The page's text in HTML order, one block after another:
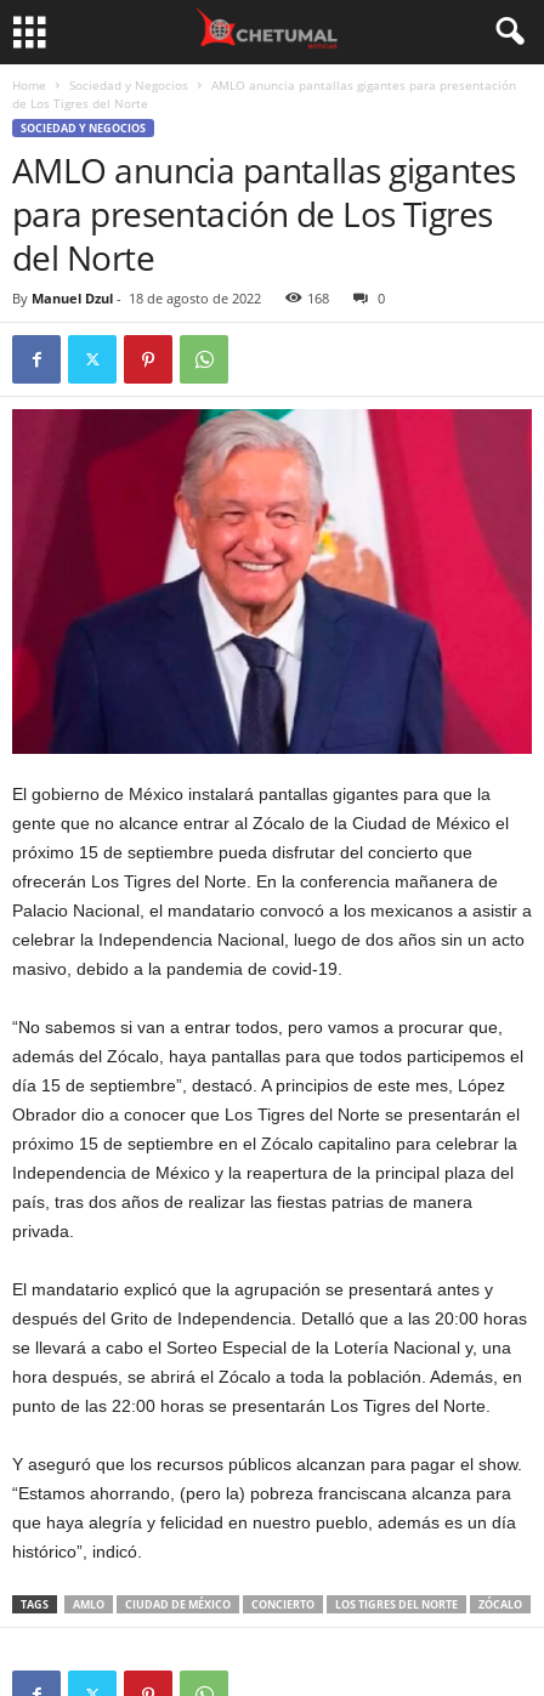
Home Sociedad y Negocios
AMLO anuncia pantallas gigantes para presentación
de Los Tigres del Norte
SOCIEDAD Y NEGOCIOS
AMLO anuncia pantallas gigantes
para presentación de Los Tigres
del Norte
By Manuel Dzul - 18 de agosto de 2022 168 0
El gobierno de México instalará pantallas gigantes para que la
gente que no alcance entrar al Zócalo de la Ciudad de México el
próximo 15 de septiembre pueda disfrutar del concierto que
ofrecerán Los Tigres del Norte. En la conferencia mañanera de
Palacio Nacional, el mandatario convocó a los mexicanos a asistir a
celebrar la Independencia Nacional, luego de dos años sin un acto
masivo, debido a la pandemia de covid-19.
​“No sabemos si van a entrar todos, pero vamos a procurar que,
además del Zócalo, haya pantallas para que todos participemos el
día 15 de septiembre”, destacó. A principios de este mes, López
Obrador dio a conocer que Los Tigres del Norte se presentarán el
próximo 15 de septiembre en el Zócalo capitalino para celebrar la
Independencia de México y la reapertura de la principal plaza del
país, tras dos años de realizar las fiestas patrias de manera
privada.
El mandatario explicó que la agrupación se presentará antes y
después del Grito de Independencia. Detalló que a las 20:00 horas
se llevará a cabo el Sorteo Especial de la Lotería Nacional y, una
hora después, se abrirá el Zócalo a toda la población. Además, en
punto de las 22:00 horas se presentarán Los Tigres del Norte.
Y aseguró que los recursos públicos alcanzan para pagar el show.
“Estamos ahorrando, (pero la) pobreza franciscana alcanza para
que haya alegría y felicidad en nuestro pueblo, además es un día
histórico”, indicó.
TAGS AMLO CIUDAD DE MÉXICO CONCIERTO LOS TIGRES DEL NORTE ZÓCALO